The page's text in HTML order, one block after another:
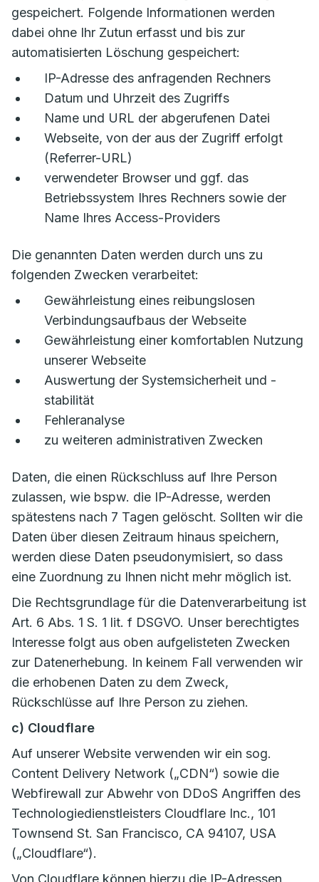
gespeichert. Folgende Informationen werden
dabei ohne Ihr Zutun erfasst und bis zur
automatisierten Löschung gespeichert:
IP-Adresse des anfragenden Rechners
Datum und Uhrzeit des Zugriffs
Name und URL der abgerufenen Datei
Webseite, von der aus der Zugriff erfolgt
(Referrer-URL)
verwendeter Browser und ggf. das
Betriebssystem Ihres Rechners sowie der
Name Ihres Access-Providers
Die genannten Daten werden durch uns zu
folgenden Zwecken verarbeitet:
Gewährleistung eines reibungslosen
Verbindungsaufbaus der Webseite
Gewährleistung einer komfortablen Nutzung
unserer Webseite
Auswertung der Systemsicherheit und -
stabilität
Fehleranalyse
zu weiteren administrativen Zwecken
Daten, die einen Rückschluss auf Ihre Person
zulassen, wie bspw. die IP-Adresse, werden
spätestens nach 7 Tagen gelöscht. Sollten wir die
Daten über diesen Zeitraum hinaus speichern,
werden diese Daten pseudonymisiert, so dass
eine Zuordnung zu Ihnen nicht mehr möglich ist.
Die Rechtsgrundlage für die Datenverarbeitung ist
Art. 6 Abs. 1 S. 1 lit. f DSGVO. Unser berechtigtes
Interesse folgt aus oben aufgelisteten Zwecken
zur Datenerhebung. In keinem Fall verwenden wir
die erhobenen Daten zu dem Zweck,
Rückschlüsse auf Ihre Person zu ziehen.
c) Cloudflare
Auf unserer Website verwenden wir ein sog.
Content Delivery Network („CDN“) sowie die
Webfirewall zur Abwehr von DDoS Angriffen des
Technologiedienstleisters Cloudflare Inc., 101
Townsend St. San Francisco, CA 94107, USA
(„Cloudflare“).
Von Cloudflare können hierzu die IP-Adressen,